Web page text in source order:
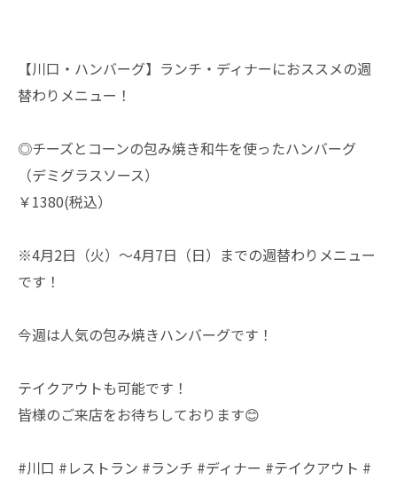
【川口・ハンバーグ】ランチ・ディナーにおススメの週
替わりメニュー！
◎チーズとコーンの包み焼き和牛を使ったハンバーグ
（デミグラスソース）
￥1380(税込）
※4月2日（火）～4月7日（日）までの週替わりメニュー
です！
今週は人気の包み焼きハンバーグです！
テイクアウトも可能です！
皆様のご来店をお待ちしております😊
#川口 #レストラン #ランチ #ディナー #テイクアウト #